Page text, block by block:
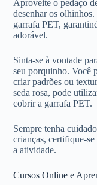
Aproveite o pedaço
desenhar os
garrafa PET,
adorável.
Sinta-se à vontade
seu porquinho. Você
criar padrões ou
seda rosa, pode
cobrir a garrafa PET.
Sempre tenha
crianças, certifique-
a atividade.
Cursos Online e